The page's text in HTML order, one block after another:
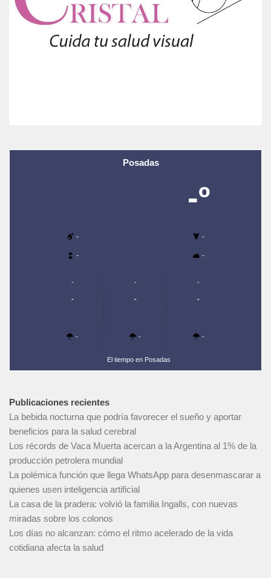
Posadas
-º
- -
- -
-
-
-
-
-
-
-
-
-
El tiempo en Posadas
Publicaciones recientes
La bebida nocturna que podría favorecer el sueño y aportar
beneficios para la salud cerebral
Los récords de Vaca Muerta acercan a la Argentina al 1% de la
producción petrolera mundial
La polémica función que llega WhatsApp para desenmascarar a
quienes usen inteligencia artificial
La casa de la pradera: volvió la familia Ingalls, con nuevas
miradas sobre los colonos
Los días no alcanzan: cómo el ritmo acelerado de la vida
cotidiana afecta la salud